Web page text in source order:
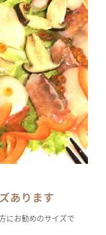
あります
にお勧めのサイズで